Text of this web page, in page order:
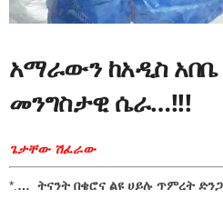
አማራውን ከአዲስ
መንግስታዊ ሴራ…!!!
ጌታቸው ሽፈራው
*. … ትናንት በቄሮና ልዩ ሀይሉ ጥምረት